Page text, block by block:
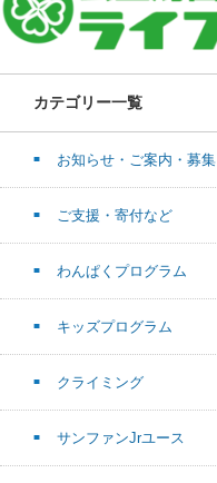
カテゴリー一覧
お知らせ・ご案内・募集
ご支援・寄付など
わんぱくプログラム
キッズプログラム
クライミング
サンファンJrユース